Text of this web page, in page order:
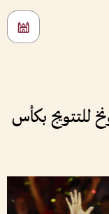
للتتويج بكأس